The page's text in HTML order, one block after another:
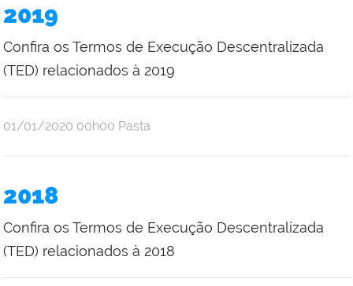
2019
Confira os Termos de Execução Descentralizada
(TED) relacionados à 2019
por
publicado
01/01/2020 00h00 Pasta
2018
Confira os Termos de Execução Descentralizada
(TED) relacionados à 2018